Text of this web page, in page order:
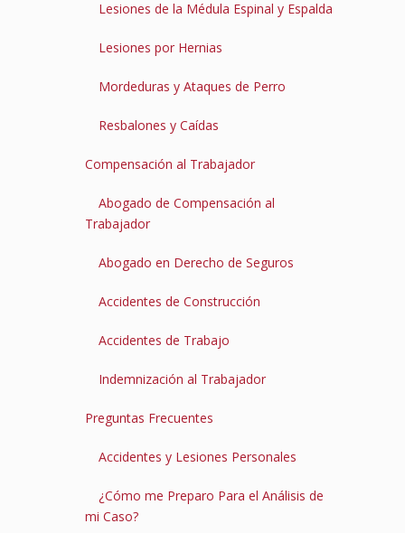
Lesiones de la Médula Espinal y Espalda
Lesiones por Hernias
Mordeduras y Ataques de Perro
Resbalones y Caídas
Compensación al Trabajador
Abogado de Compensación al
Trabajador
Abogado en Derecho de Seguros
Accidentes de Construcción
Accidentes de Trabajo
Indemnización al Trabajador
Preguntas Frecuentes
Accidentes y Lesiones Personales
¿Cómo me Preparo Para el Análisis de
mi Caso?